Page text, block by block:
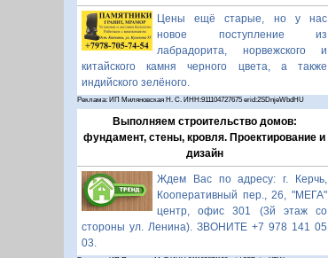
Цены ещё старые, но у нас
новое поступление из
лабрадорита, норвежского и
китайского камня черного цвета, а также
индийского зелёного.
Реклама: ИП Миляновская Н. С. ИНН:911104727675 erid:2SDnjeWbdHU
Выполняем строительство домов:
фундамент, стены, кровля. Проектирование и
дизайн
Ждем Вас по адресу: г. Керчь,
Кооперативный пер., 26, "МЕГА"
центр, офис 301 (3й этаж со
стороны ул. Ленина). ЗВОНИТЕ +7 978 141 05
03.